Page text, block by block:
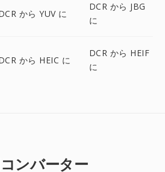
から YUV に
DCR から JBG
に
から HEIC に
DCR から HEIF
に
ンバーター